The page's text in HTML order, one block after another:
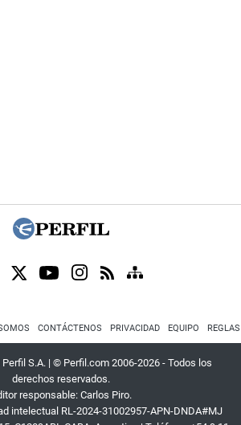
CONTÁCTENOS PRIVACIDAD EQUIPO
S.A. | © Perfil.com 2006-2026 - Todos los
derechos reservados.
responsable: Carlos Piro.
intelectual RL-2024-31002957-APN-DNDA#MJ